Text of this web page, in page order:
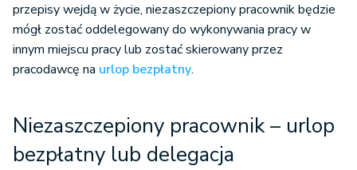
przepisy wejdą w życie, niezaszczepiony pracownik będzie
mógł zostać oddelegowany do wykonywania pracy w
innym miejscu pracy lub zostać skierowany przez
pracodawcę na urlop bezpłatny.
Niezaszczepiony pracownik – urlop
bezpłatny lub delegacja